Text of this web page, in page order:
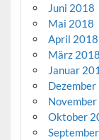
Juni 2018
Mai 2018
April 2018
März 2018
Januar
Oktober